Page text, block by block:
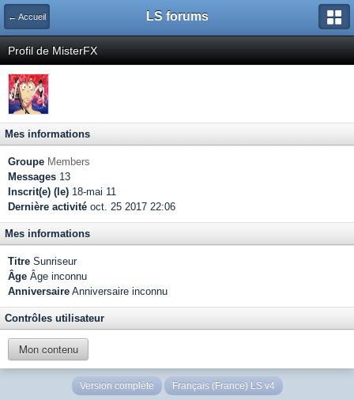
← Accueil LS forums
Profil de MisterFX
Mes informations
Groupe Members
Messages 13
Inscrit(e) (le) 18-mai 11
Dernière activité oct. 25 2017 22:06
Mes informations
Titre Sunriseur
Âge Âge inconnu
Anniversaire Anniversaire inconnu
Contrôles utilisateur
Mon contenu
Version complète Français (France) LS v4